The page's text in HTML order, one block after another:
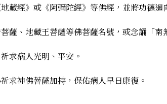
藏經》或《阿彌陀經》等佛經，並將功德
薩、地藏王菩薩等佛菩薩名號，或念誦「南
求病人光明、平安。
求神佛菩薩加持，保佑病人早日康復。